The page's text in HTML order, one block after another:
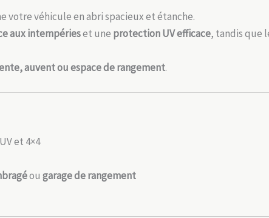
votre véhicule en abri spacieux et étanche.
aux intempérieset une protection UV efficace, tandis que
auvent ou espace de rangement.
et 4×4
ou garage de rangement